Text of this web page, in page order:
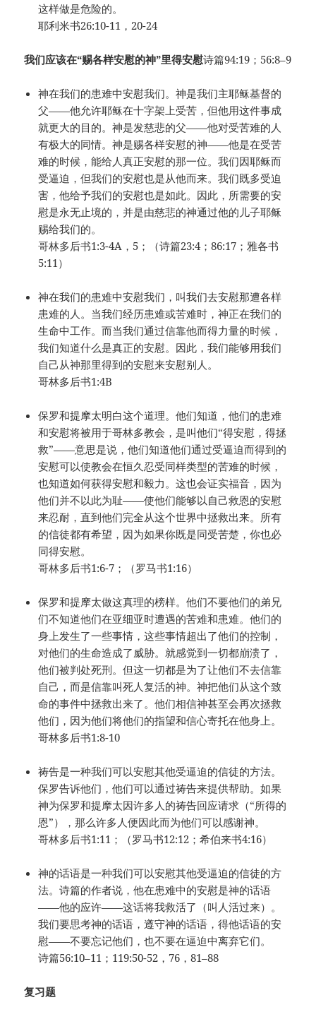
这样做是危险的。
耶利米书26:10-11，20-24
我们应该在“赐各样安慰的神”里得安慰诗篇94:19；56:8–9
神在我们的患难中安慰我们。神是我们主耶稣基督的
父——他允许耶稣在十字架上受苦，但他用这件事成
就更大的目的。神是发慈悲的父——他对受苦难的人
有极大的同情。神是赐各样安慰的神——他是在受苦
难的时候，能给人真正安慰的那一位。我们因耶稣而
受逼迫，但我们的安慰也是从他而来。我们既多受迫
害，他给予我们的安慰也是如此。因此，所需要的安
慰是永无止境的，并是由慈悲的神通过他的儿子耶稣
赐给我们的。
哥林多后书1:3-4A，5；（诗篇23:4；86:17；雅各书
5:11）
神在我们的患难中安慰我们，叫我们去安慰那遭各样
患难的人。当我们经历患难或苦难时，神正在我们的
生命中工作。而当我们通过信靠他而得力量的时候，
我们知道什么是真正的安慰。因此，我们能够用我们
自己从神那里得到的安慰来安慰别人。
哥林多后书1:4B
保罗和提摩太明白这个道理。他们知道，他们的患难
和安慰将被用于哥林多教会，是叫他们“得安慰，得拯
救”——意思是说，他们知道他们通过受逼迫而得到的
安慰可以使教会在恒久忍受同样类型的苦难的时候，
也知道如何获得安慰和毅力。这也会证实福音，因为
他们并不以此为耻——使他们能够以自己救恩的安慰
来忍耐，直到他们完全从这个世界中拯救出来。所有
的信徒都有希望，因为如果你既是同受苦楚，你也必
同得安慰。
哥林多后书1:6-7；（罗马书1:16）
保罗和提摩太做这真理的榜样。他们不要他们的弟兄
们不知道他们在亚细亚时遭遇的苦难和患难。他们的
身上发生了一些事情，这些事情超出了他们的控制，
对他们的生命造成了威胁。就感觉到一切都崩溃了，
他们被判处死刑。但这一切都是为了让他们不去信靠
自己，而是信靠叫死人复活的神。神把他们从这个致
命的事件中拯救出来了。他们相信神甚至会再次拯救
他们，因为他们将他们的指望和信心寄托在他身上。
哥林多后书1:8-10
祷告是一种我们可以安慰其他受逼迫的信徒的方法。
保罗告诉他们，他们可以通过祷告来提供帮助。如果
神为保罗和提摩太因许多人的祷告回应请求（“所得的
恩”），那么许多人便因此而为他们可以感谢神。
哥林多后书1:11；（罗马书12:12；希伯来书4:16）
神的话语是一种我们可以安慰其他受逼迫的信徒的方
法。诗篇的作者说，他在患难中的安慰是神的话语
——他的应许——这话将我救活了（叫人活过来）。
我们要思考神的话语，遵守神的话语，得他话语的安
慰——不要忘记他们，也不要在逼迫中离弃它们。
诗篇56:10–11；119:50-52，76，81–88
复习题